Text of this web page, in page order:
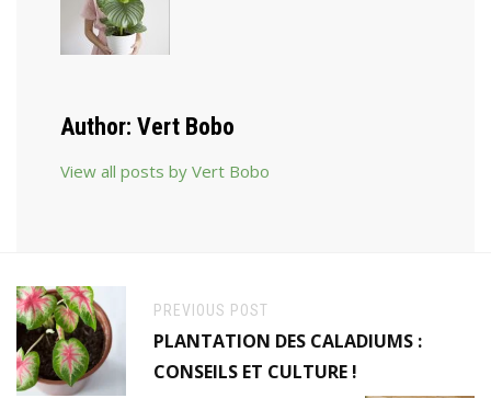
Author: Vert Bobo
View all posts by Vert Bobo
PREVIOUS POST
PLANTATION DES CALADIUMS :
CONSEILS ET CULTURE !